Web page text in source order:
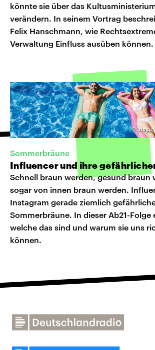
könnte sie über das
verändern. In seinem Vortrag
Felix Hanschmann, wie
Verwaltung Einfluss ausüben können.
©imago
Sommerbräune
Influencer und ihre
Schnell braun werden, gesund braun
sogar von innen braun werden.
Instagram gerade ziemlich
Sommerbräune. In dieser Ab21-Folge
welche das sind und warum sie uns
können.